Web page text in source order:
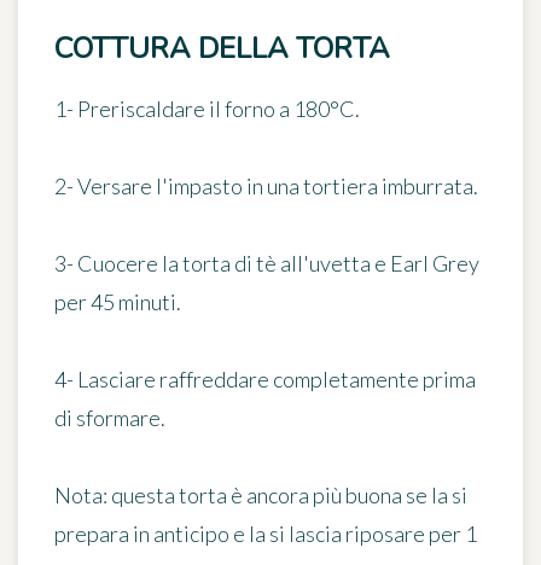
COTTURA DELLA TORTA
1- Preriscaldare il forno a 180°C.
2- Versare l'impasto in una tortiera imburrata.
3- Cuocere la torta di tè all'uvetta e Earl Grey
per 45 minuti.
4- Lasciare raffreddare completamente prima
di sformare.
Nota: questa torta è ancora più buona se la si
prepara in anticipo e la si lascia riposare per 1